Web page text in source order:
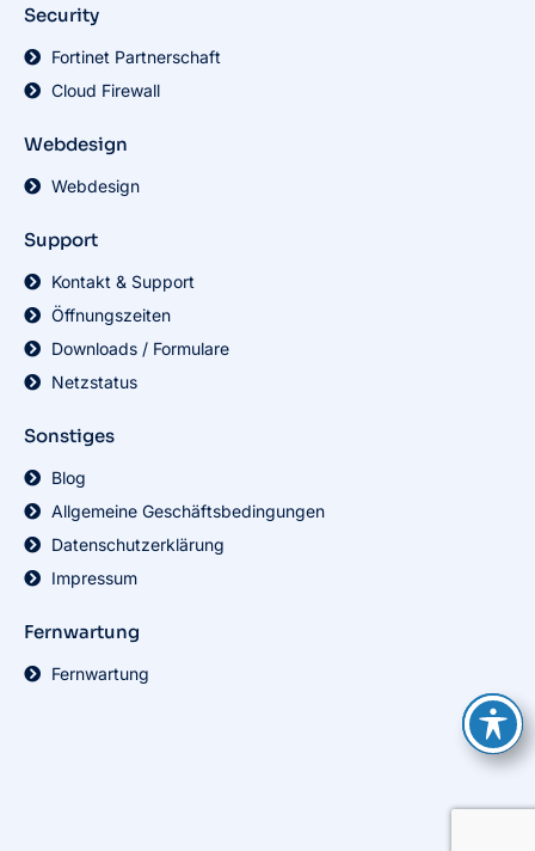
Security
Fortinet Partnerschaft
Cloud Firewall
Webdesign
Webdesign
Support
Kontakt & Support
Öffnungszeiten
Downloads / Formulare
Netzstatus
Sonstiges
Blog
Allgemeine Geschäftsbedingungen
Datenschutzerklärung
Impressum
Fernwartung
Fernwartung